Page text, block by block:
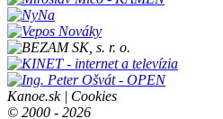
Kanoe.sk | Cookies
© 2000 - 2026